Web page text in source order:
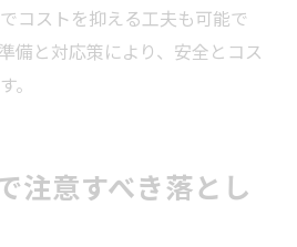
コストを抑える工夫も可能で
備と対応策により、安全とコス
。
注意すべき落とし